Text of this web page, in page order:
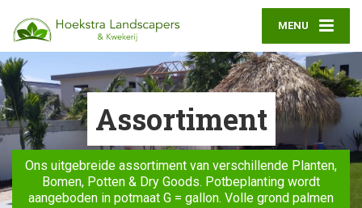
MENU
Assortiment
Ons uitgebreide assortiment van verschillende Planten,
Bomen, Potten & Dry Goods. Potbeplanting wordt
aangeboden in potmaat G = gallon. Volle grond palmen